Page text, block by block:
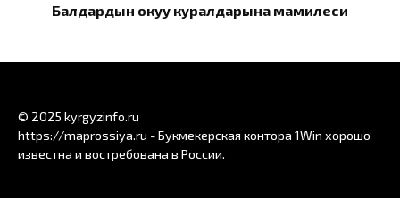
Балдардын окуу куралдарына мамилеси
© 2025 kyrgyzinfo.ru
https://maprossiya.ru - Букмекерская контора 1Win хорошо
известна и востребована в России.